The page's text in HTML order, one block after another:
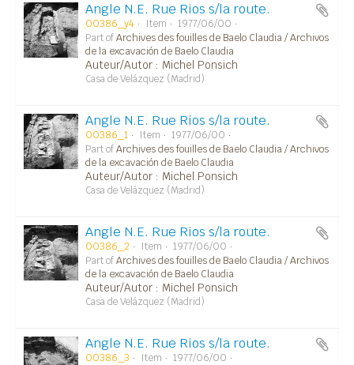
Angle N.E. Rue Rios s/la route.
00386_y4 Item
1977/06/00
Part ofArchives des fouilles de Baelo Claudia / Archivos
de la excavación de Baelo Claudia
Auteur/Autor : Michel Ponsich
Casa de Velázquez (Madrid)
Angle N.E. Rue Rios s/la route.
00386_1 Item
1977/06/00
Part ofArchives des fouilles de Baelo Claudia / Archivos
de la excavación de Baelo Claudia
Auteur/Autor : Michel Ponsich
Casa de Velázquez (Madrid)
Angle N.E. Rue Rios s/la route.
00386_2 Item
1977/06/00
Part ofArchives des fouilles de Baelo Claudia / Archivos
de la excavación de Baelo Claudia
Auteur/Autor : Michel Ponsich
Casa de Velázquez (Madrid)
Angle N.E. Rue Rios s/la route.
00386_3 Item
1977/06/00